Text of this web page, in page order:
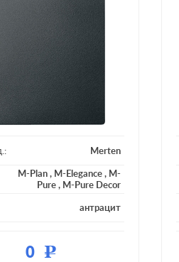
Merten
M-Plan, M-Elegance, M-
Pure, M-Pure Decor
антрацит
0Р